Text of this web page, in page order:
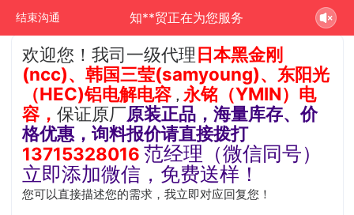
结束沟通 知**贸正在为您服务
欢迎您！我司一级代理日本黑金刚
(ncc)、韩国三莹(samyoung)、 东阳光
（HEC)铝电解电容，永铭（YMIN）电
容，保证原厂原装正品，海量库存、价
格优惠，询料报价请直接拨打
13715328016范经理（微信同号）
立即添加微信，免费送样！
您可以直接描述您的需求，我立即对应回复您！